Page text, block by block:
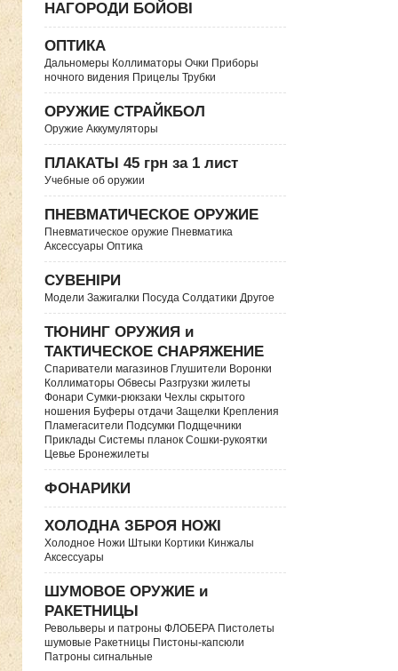
НАГОРОДИ БОЙОВІ
ОПТИКА
Дальномеры Коллиматоры Очки Приборы
ночного видения Прицелы Трубки
ОРУЖИЕ СТРАЙКБОЛ
Оружие Аккумуляторы
ПЛАКАТЫ 45 грн за 1 лист
Учебные об оружии
ПНЕВМАТИЧЕСКОЕ ОРУЖИЕ
Пневматическое оружие Пневматика
Аксессуары Оптика
СУВЕНІРИ
Модели Зажигалки Посуда Солдатики Другое
ТЮНИНГ ОРУЖИЯ и
ТАКТИЧЕСКОЕ СНАРЯЖЕНИЕ
Спариватели магазинов Глушители Воронки
Коллиматоры Обвесы Разгрузки жилеты
Фонари Сумки-рюкзаки Чехлы скрытого
ношения Буферы отдачи Защелки Крепления
Пламегасители Подсумки Подщечники
Приклады Системы планок Сошки-рукоятки
Цевье Бронежилеты
ФОНАРИКИ
ХОЛОДНА ЗБРОЯ НОЖІ
Холодное Ножи Штыки Кортики Кинжалы
Аксессуары
ШУМОВОЕ ОРУЖИЕ и
РАКЕТНИЦЫ
Револьверы и патроны ФЛОБЕРА Пистолеты
шумовые Ракетницы Пистоны-капсюли
Патроны сигнальные